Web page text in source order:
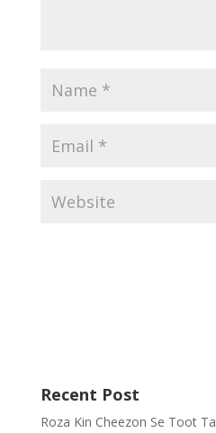
Recent Post
Roza Kin Cheezon Se Toot Ta